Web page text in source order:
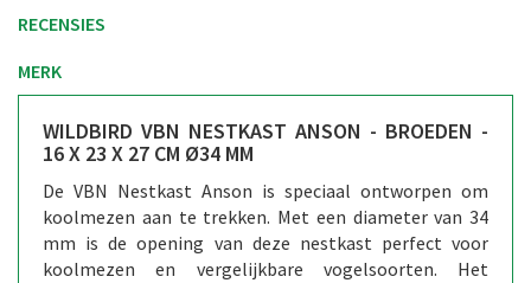
RECENSIES
MERK
WILDBIRD VBN NESTKAST ANSON - BROEDEN -
16 X 23 X 27 CM Ø34 MM
De VBN Nestkast Anson is speciaal ontworpen om
koolmezen aan te trekken. Met een diameter van 34
mm is de opening van deze nestkast perfect voor
koolmezen en vergelijkbare vogelsoorten. Het